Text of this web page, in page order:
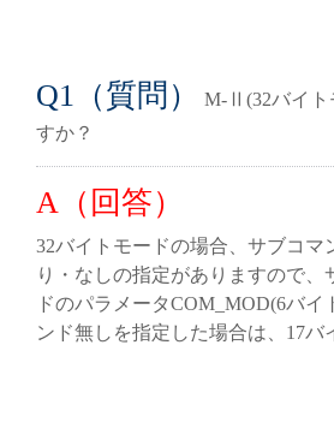
Q1（質問）
M-Ⅱ(32バイト
すか？
A（回答）
32バイトモードの場合、サブコ
り・なしの指定がありますので
ドのパラメータCOM_MOD(6バ
ンド無しを指定した場合は、17バ